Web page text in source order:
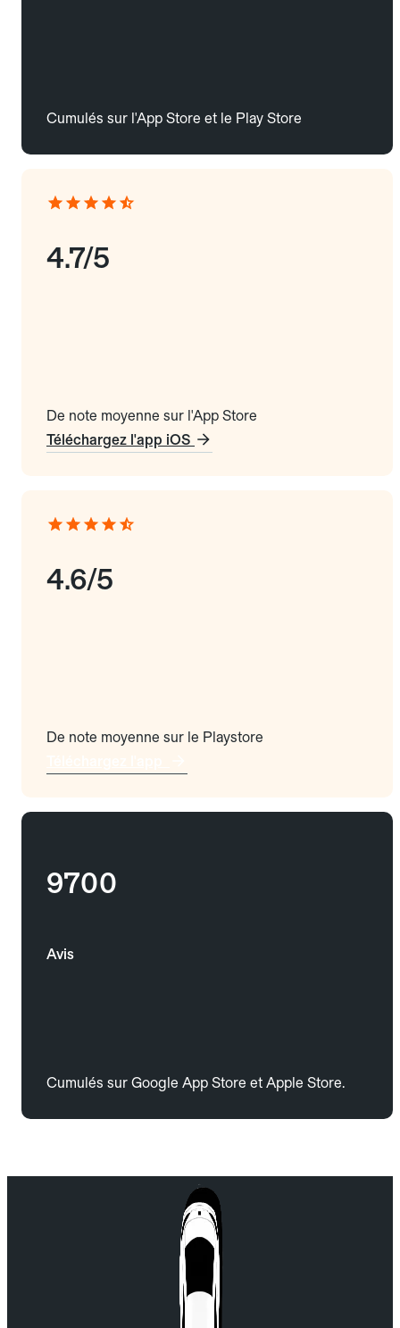
Cumulés sur l'App Store et le Play Store
4.7/5
De note moyenne sur l'App Store
Téléchargez l'app iOS
4.6/5
De note moyenne sur le Playstore
9700
Avis
Cumulés sur Google App Store et Apple Store.